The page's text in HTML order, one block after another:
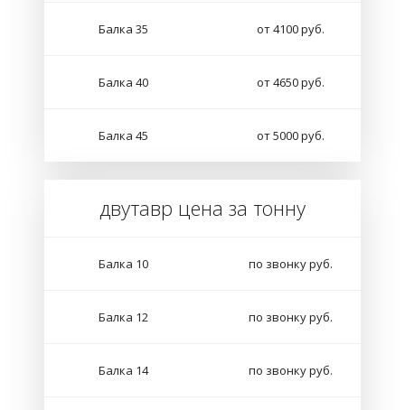
Балка 35 от 4100 руб.
Балка 40 от 4650 руб.
Балка 45 от 5000 руб.
двутавр цена за тонну
Балка 10 по звонку руб.
Балка 12 по звонку руб.
Балка 14 по звонку руб.